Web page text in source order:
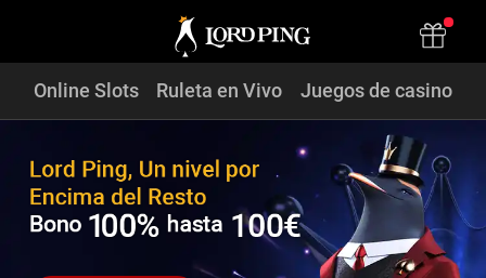
Online Slots Ruleta en Vivo Juegos de casino